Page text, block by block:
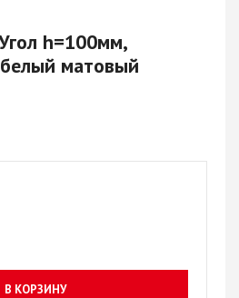
h=100мм,
матовый
В КОРЗИНУ